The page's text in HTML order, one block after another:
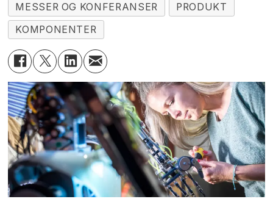
MESSER OG KONFERANSER
PRODUKT
KOMPONENTER